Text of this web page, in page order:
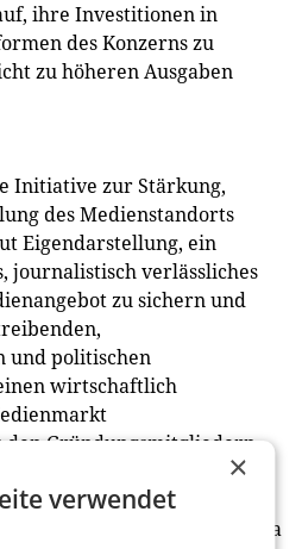
ihre Investitionen in
des Konzerns zu
zu höheren Ausgaben
Initiative zur Stärkung,
des Medienstandorts
Eigendarstellung, ein
journalistisch verlässliches
zu sichern und
und politischen
wirtschaftlich
Gründungsmitgliedern
COPE Content
Standard, Kronen Zeitung,
PULS 4, Purpur Media
×
verwendet